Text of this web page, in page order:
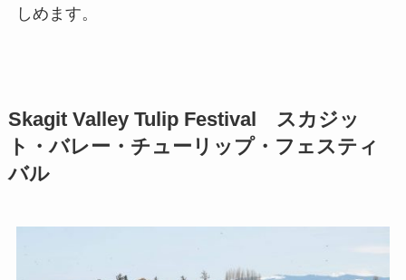
しめます。
Skagit Valley Tulip Festival スカジッ
ト・バレー・チューリップ・フェスティ
バル